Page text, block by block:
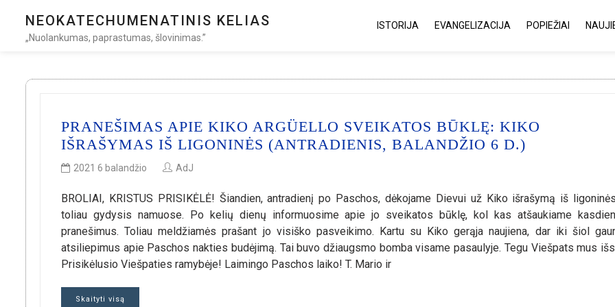
NEOKATECHUMENATINIS KELIAS
„Nuolankumas, paprastumas, šlovinimas.”
ISTORIJA EVANGELIZACIJA POPIEŽIAI
PRANEŠIMAS APIE KIKO ARGÜELLO SVEIKATOS BŪKLĘ: KIKO
IŠRAŠYMAS IŠ LIGONINĖS (ANTRADIENIS, BALANDŽIO 6 D.)
2021 6 balandžio AdJ
BROLIAI, KRISTUS PRISIKĖLĖ! Šiandien, antradienį po Paschos, dėkojame Dievui už Kiko išrašymą iš
toliau gydysis namuose. Po kelių dienų informuosime apie jo sveikatos būklę, kol kas atšaukiame
pranešimus. Toliau meldžiamės prašant jo visiško pasveikimo. Kartu su Kiko gerąja naujiena, dar iki šiol
atsiliepimus apie Paschos nakties budėjimą. Tai buvo džiaugsmo bomba visame pasaulyje. Tegu Viešpats mus
Prisikėlusio Viešpaties ramybėje! Laimingo Paschos laiko! T. Mario ir
Skaityti visą